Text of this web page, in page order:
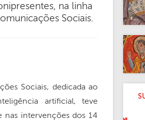
na linha
Sociais.
Sociais, dedicada ao
artificial, teve
nas intervenções dos 14